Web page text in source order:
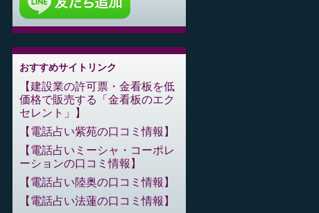
おすすめサイトリンク
建設業の許可票・金看板を低
価格で販売する「金看板のエク
セレント」
電話占い紫苑の口コミ情報
電話占いミーシャ・コーポレ
ーションの口コミ情報
電話占い陸奥の口コミ情報
電話占い法蓮の口コミ情報